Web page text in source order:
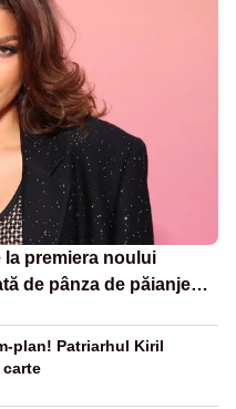
la premiera noului
de pânza de păianjen a
plan! Patriarhul Kiril